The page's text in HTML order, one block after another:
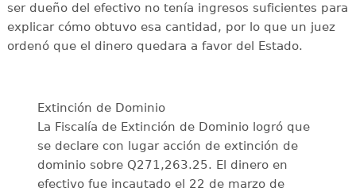
ser dueño del efectivo no tenía ingresos suficientes para
explicar cómo obtuvo esa cantidad, por lo que un juez
ordenó que el dinero quedara a favor del Estado.
Extinción de Dominio
La Fiscalía de Extinción de Dominio logró que
se declare con lugar acción de extinción de
dominio sobre Q271,263.25. El dinero en
efectivo fue incautado el 22 de marzo de